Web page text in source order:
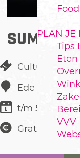
PLAN JE
Tips
VVV
SUMMER
Cultureel
Ede
t/m 5 juni
Gratis